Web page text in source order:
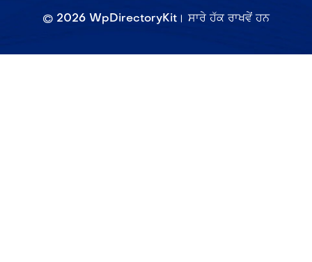
© 2026 WpDirectoryKit। ਸਾਰੇ ਹੱਕ ਰਾਖਵੇਂ ਹਨ​